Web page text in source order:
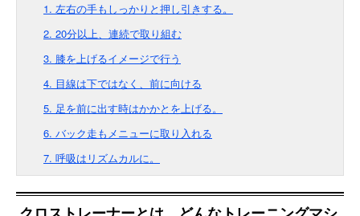
1. 左右の手もしっかりと押し引きする。
2. 20分以上、連続で取り組む
3. 膝を上げるイメージで行う
4. 目線は下ではなく、前に向ける
5. 足を前に出す時はかかとを上げる。
6. バック走もメニューに取り入れる
7. 呼吸はリズムカルに。